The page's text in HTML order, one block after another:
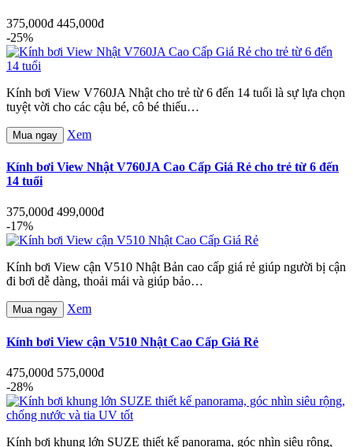
375,000đ 445,000đ
-25%
Kính bơi View V760JA Nhật cho trẻ từ 6 đến 14 tuổi là sự lựa chọn
tuyệt vời cho các cậu bé, cô bé thiếu…
Mua ngay Xem
Kính bơi View Nhật V760JA Cao Cấp Giá Rẻ cho trẻ từ 6 đến
14 tuổi
375,000đ 499,000đ
-17%
Kính bơi View cận V510 Nhật Bản cao cấp giá rẻ giúp người bị cận
đi bơi dễ dàng, thoải mái và giúp bảo…
Mua ngay Xem
Kính bơi View cận V510 Nhật Cao Cấp Giá Rẻ
475,000đ 575,000đ
-28%
Kính bơi khung lớn SUZE thiết kế panorama, góc nhìn siêu rộng,